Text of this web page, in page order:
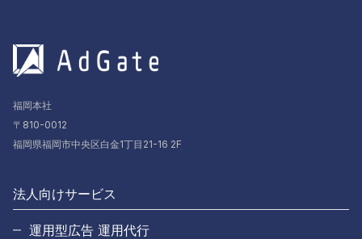
福岡本社
〒810-0012
福岡県福岡市中央区白金1丁目21-16 2F
法人向けサービス
運用型広告 運用代行